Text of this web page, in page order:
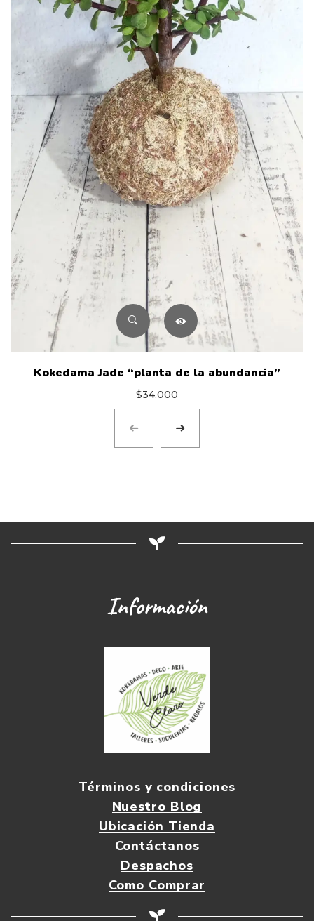
Kokedama Jade “planta de la abundancia”
$34.000
Información
Términos y condiciones
Nuestro Blog
Ubicación Tienda
Contáctanos
Despachos
Como Comprar